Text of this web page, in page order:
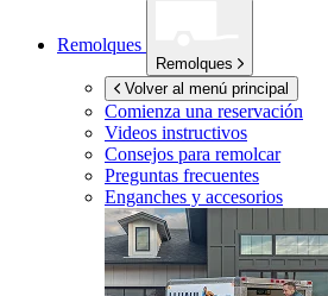
Remolques
Remolques
Volver al menú principal
Comienza una reservación
Videos instructivos
Consejos para remolcar
Preguntas frecuentes
Enganches y accesorios